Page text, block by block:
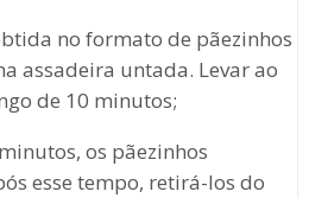
no formato de pãezinhos
assadeira untada. Levar ao
de 10 minutos;
os pãezinhos
esse tempo, retirá-los do